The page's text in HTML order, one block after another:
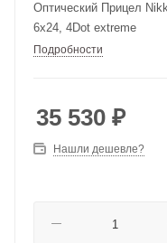
Оптический Прицел
6х24, 4Dot extreme
Подробности
35 530 ₽
Нашли дешевле?